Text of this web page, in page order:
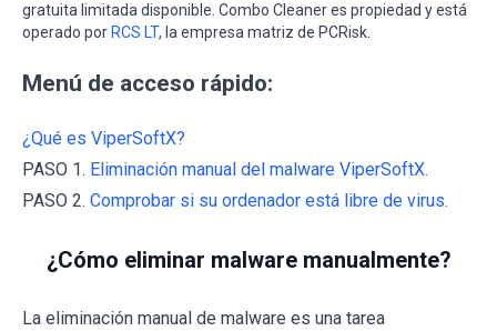
gratuita limitada disponible. Combo Cleaner es propiedad y está
operado por RCS LT, la empresa matriz de PCRisk.
Menú de acceso rápido:
¿Qué es ViperSoftX?
PASO 1. Eliminación manual del malware ViperSoftX.
PASO 2. Comprobar si su ordenador está libre de virus.
¿Cómo eliminar malware manualmente?
La eliminación manual de malware es una tarea